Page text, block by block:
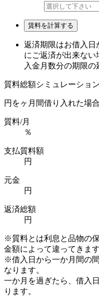
賃料を計算する
返済期限はお借入日
にご返済が出来な
入金月数分の期限の
質料総額シミュレーショ
円をヶ月間借り入れた場
質料/月
％
支払質料額
円
元金
円
返済総額
円
※質料とは利息と品物の
金額によって違ってきます
※借入日から一か月間の
なります。
一か月を過ぎたら、借入
ります。